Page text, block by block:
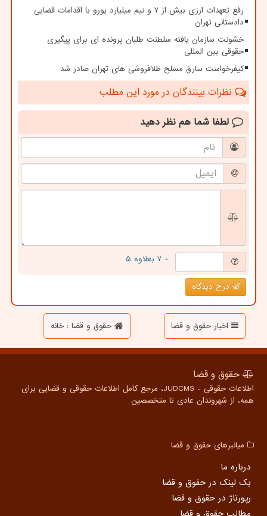
رفع تعهدات ارزی بیش از ۷ و نیم میلیارد یورو با اقدامات قضایی
دادستانی تهران
خشونت سازمان یافته سلطنت طلبان پرونده ای برای پیگیری
حقوقی بین المللی
کیفرخواست سارق مسلح طلافروشی های تهران صادر شد
نظرات بینندگان در مورد این مطلب
لطفا شما هم نظر دهید
= ۷ بعلاوه ۵
درج دیدگاه
اخبار حقوق و قضا حقوق و قضا : خانه
حقوق و قضا
اطلاعات حقوقی - JUDCMS، مرجع کامل اطلاعات حقوقی و قضایی برای
همه، از شهروندان عادی تا متخصصین
میانبرهای حقوق و قضا
درباره ما
بک لینک در حقوق و قضا
رپورتاژ در حقوق و قضا